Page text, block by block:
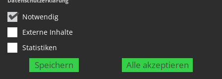
Notwendig
Externe Inhalte
Statistiken
Speichern Alle akzeptieren